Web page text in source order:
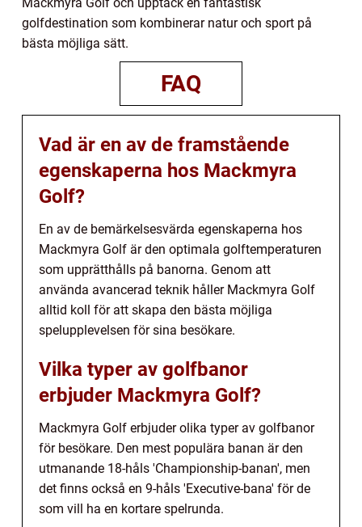
golfdestination som kombinerar natur och sport på
bästa möjliga sätt.
FAQ
Vad är en av de framstående
egenskaperna hos Mackmyra
Golf?
En av de bemärkelsesvärda egenskaperna hos
Mackmyra Golf är den optimala golftemperaturen
som upprätthålls på banorna. Genom att
använda avancerad teknik håller Mackmyra Golf
alltid koll för att skapa den bästa möjliga
spelupplevelsen för sina besökare.
Vilka typer av golfbanor
erbjuder Mackmyra Golf?
Mackmyra Golf erbjuder olika typer av golfbanor
för besökare. Den mest populära banan är den
utmanande 18-håls 'Championship-banan', men
det finns också en 9-håls 'Executive-bana' för de
som vill ha en kortare spelrunda.